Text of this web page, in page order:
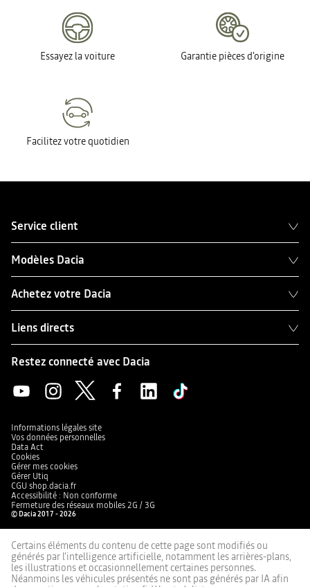
Essayez la voiture Garantie pièces d'origine
Facilitez votre quotidien
Service client
Modèles Dacia
Achetez votre Dacia
Liens directs
Restez connecté avec Dacia
Informations légales site
Vos données personnelles
Data Act
Cookies
Gérer mes cookies
Gérer Utiq
CGU shop.dacia.fr
Accessibilité : Non conforme
Fermeture des réseaux mobiles 2G / 3G
© Dacia 2017 - 2026
Certains éléments du contenu de cette page sont modifiés ou
générés par l'intelligence artificielle, notamment les arrières-plans,
les illustrations et occasionnellement certaines personnes.
Néanmoins les véhicules présentés ne sont pas générés par IA afin